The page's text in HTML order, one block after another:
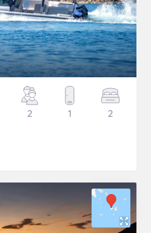
2 1 2